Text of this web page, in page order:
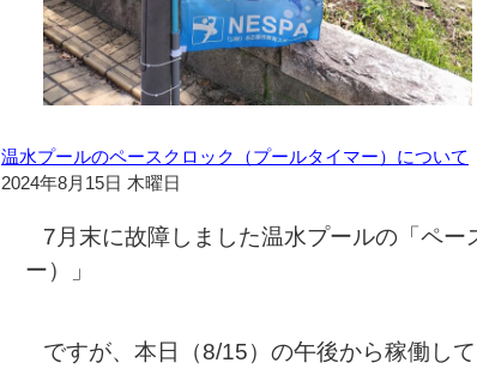
温水プールのペースクロック（プールタイマー）について
2024年8月15日 木曜日
7月末に故障しました温水プールの「ペー
ー）」
ですが、 本日（8/15）の午後から稼働して